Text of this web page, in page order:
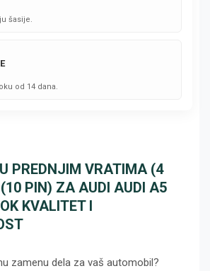
šasije.
od 14 dana.
PREDNJIM VRATIMA (4
PIN) ZA AUDI AUDI A5
KVALITET I
zamenu dela za vaš automobil?